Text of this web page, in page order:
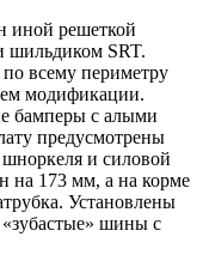
иной решеткой
шильдиком SRT.
по всему периметру
модификации.
бамперы с алыми
предусмотрены
шноркеля и силовой
на 173 мм, а на корме
Установлены
шины с